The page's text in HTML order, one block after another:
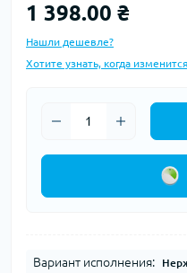
1 398.00 ₴
Нашли дешевле?
Хотите узнать, когда
Вариант исполнения: